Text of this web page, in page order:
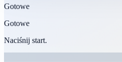
Gotowe
Gotowe
Naciśnij start.